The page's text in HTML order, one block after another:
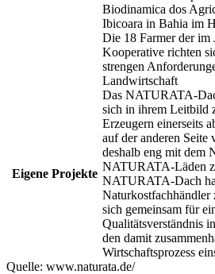
Biodinamica dos
Ibicoara in Bahia im
Die 18 Farmer der im
Kooperative richten
strengen
Landwirtschaft
Eigene Projekte
Das NATURATA-
sich in ihrem Leitbild
Erzeugern einerseits
auf der anderen Seite
deshalb eng mit dem
NATURATA-Läden
NATURATA-Dach
Naturkostfachhändler
sich gemeinsam für
Qualitätsverständnis
den damit
Wirtschaftsprozess
Quelle: www.naturata.de/